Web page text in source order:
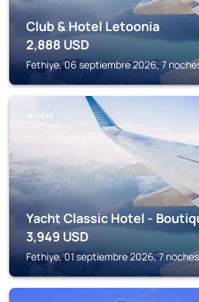
Club & Hotel Letoonia
2,888 USD
Fethiye, 06 septiembre 2026, 7
FETHIYE
Yacht Classic Hotel -
3,949 USD
Fethiye, 01 septiembre 2026, 7 noches